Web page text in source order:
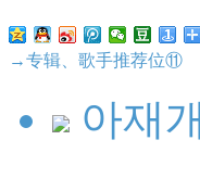
→专辑、歌手推荐位⑪
아재